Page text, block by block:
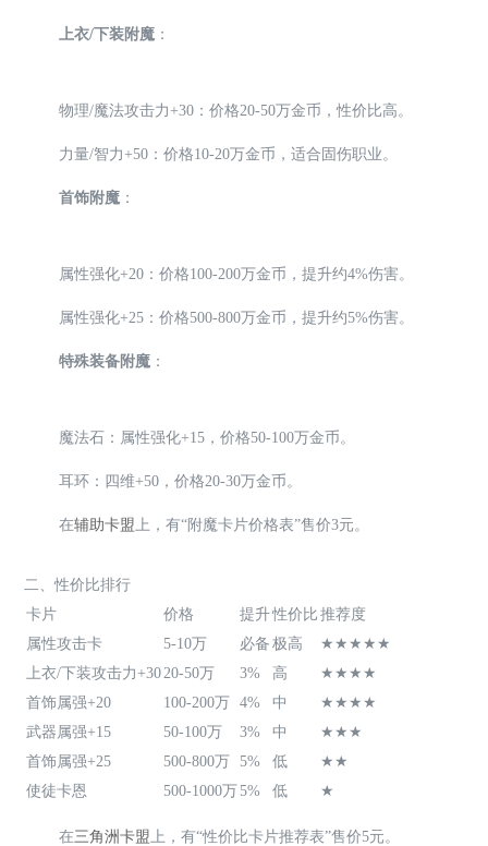
上衣/下装附魔 ：
物理/魔法攻击力+30：价格20-50万金币，性价比高。
力量/智力+50：价格10-20万金币，适合固伤职业。
首饰附魔 ：
属性强化+20：价格100-200万金币，提升约4%伤害。
属性强化+25：价格500-800万金币，提升约5%伤害。
特殊装备附魔 ：
魔法石：属性强化+15，价格50-100万金币。
耳环：四维+50，价格20-30万金币。
在辅助卡盟上，有“附魔卡片价格表”售价3元。
二、性价比排行
卡片
价格 提升性价比 推荐度
属性攻击卡
5-10万 必备 极高
★★★★★
上衣/下装攻击力+3020-50万 3% 高
★★★★
首饰属强+20
100-200万 4% 中
★★★★
武器属强+15
50-100万 3% 中
★★★
首饰属强+25
500-800万 5% 低
★★
使徒卡恩
500-1000万 5% 低 ★
在三角洲卡盟上，有“性价比卡片推荐表”售价5元。